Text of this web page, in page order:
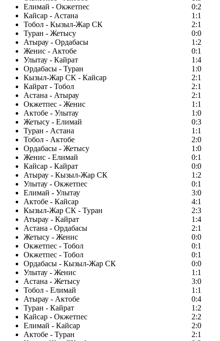
Елимай - Окжетпес
0:2
Кайсар - Астана
1:1
Тобол - Кызыл-Жар СК
2:1
Туран - Жетысу
0:0
Атырау - Ордабасы
1:2
Женис - Актобе
0:1
Улытау - Кайрат
1:4
Ордабасы - Туран
1:0
Кызыл-Жар СК - Кайсар
2:1
Кайрат - Тобол
2:1
Астана - Атырау
2:1
Окжетпес - Женис
1:1
Актобе - Улытау
1:0
Жетысу - Елимай
0:3
Туран - Астана
1:1
Тобол - Актобе
2:0
Ордабасы - Жетысу
1:0
Женис - Елимай
0:1
Кайсар - Кайрат
0:0
Атырау - Кызыл-Жар СК
1:2
Улытау - Окжетпес
0:1
Елимай - Улытау
3:0
Актобе - Кайсар
4:1
Кызыл-Жар СК - Туран
2:3
Атырау - Кайрат
1:4
Астана - Ордабасы
2:1
Жетысу - Женис
0:0
Окжетпес - Тобол
0:1
Окжетпес - Тобол
0:1
Ордабасы - Кызыл-Жар СК
0:0
Улытау - Женис
1:1
Астана - Жетысу
3:0
Тобол - Елимай
1:1
Атырау - Актобе
0:4
Туран - Кайрат
1:2
Кайсар - Окжетпес
2:2
Елимай - Кайсар
2:0
Актобе - Туран
2:1